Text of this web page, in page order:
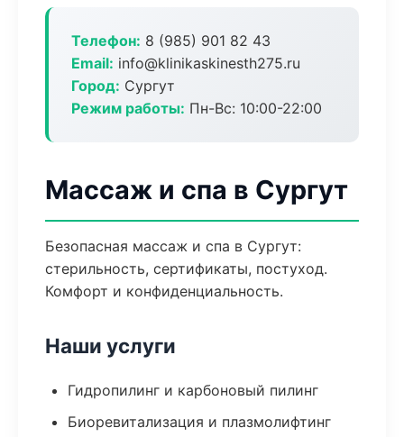
Телефон: 8 (985) 901 82 43
Email: info@klinikaskinesth275.ru
Город: Сургут
Режим работы: Пн-Вс: 10:00-22:00
Массаж и спа в Сургут
Безопасная массаж и спа в Сургут:
стерильность, сертификаты, постуход.
Комфорт и конфиденциальность.
Наши услуги
Гидропилинг и карбоновый пилинг
Биоревитализация и плазмолифтинг